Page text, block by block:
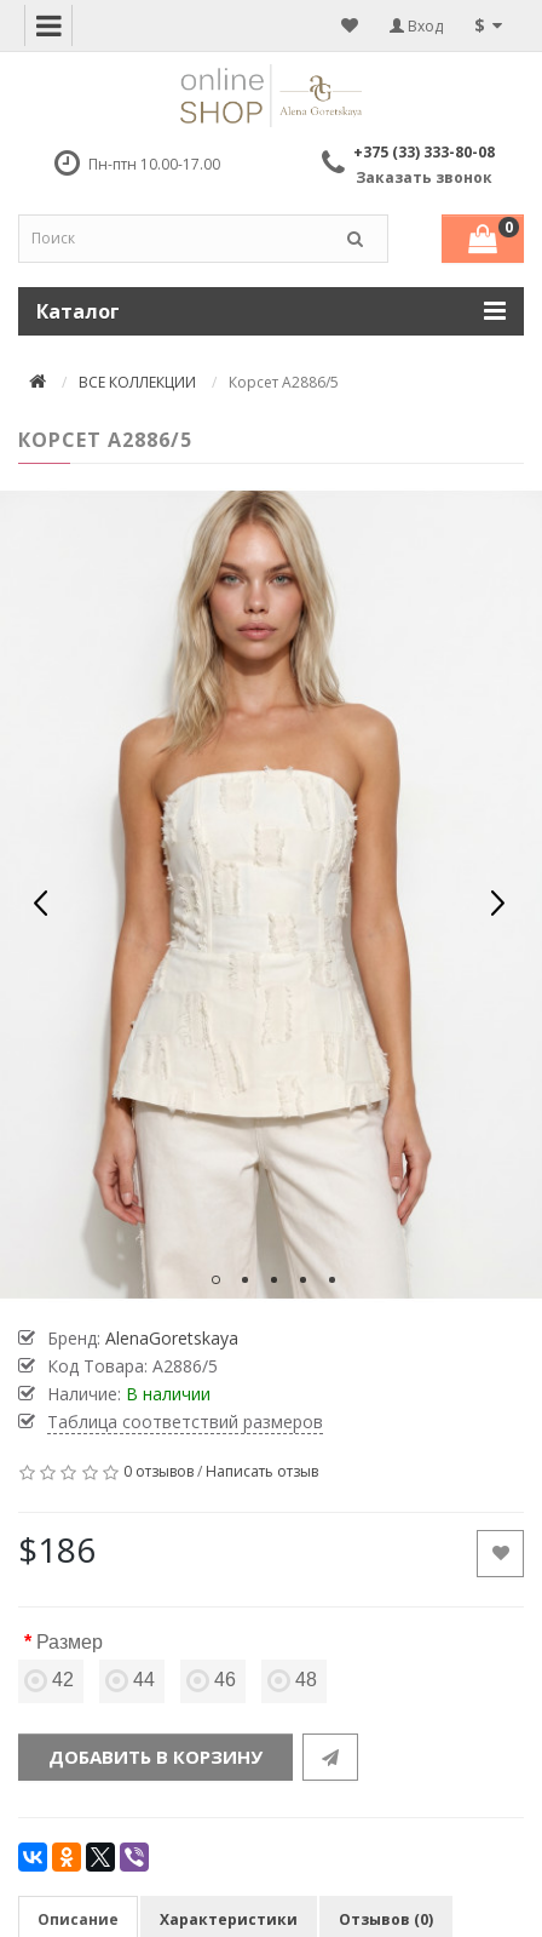
$
Вход
Пн-птн 10.00-17.00
+375 (33) 333-80-08
Заказать звонок
0
Каталог
ВСЕ КОЛЛЕКЦИИ Корсет А2886/5
КОРСЕТ А2886/5
Бренд: AlenaGoretskaya
Код Товара: А2886/5
Наличие: В наличии
Таблица соответствий размеров
0 отзывов/ Написать отзыв
$186
Размер
42
44 46 48
ДОБАВИТЬ В КОРЗИНУ
Описание Характеристики Отзывов (0)